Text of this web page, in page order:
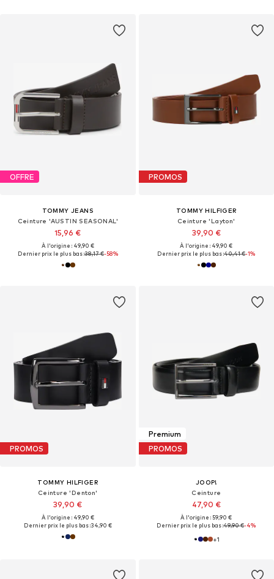
OFFRE
TOMMY JEANS
Ceinture 'AUSTIN SEASONAL'
15,96 €
À l'origine : 49,90 €
Dernier prix le plus bas :38,17 €-58%
PROMOS
TOMMY HILFIGER
Ceinture 'Layton'
39,90 €
À l'origine : 49,90 €
Dernier prix le plus bas :40,41 €-1%
PROMOS
TOMMY HILFIGER
Ceinture 'Denton'
39,90 €
À l'origine : 49,90 €
Dernier prix le plus bas :34,90 €
Premium
PROMOS
JOOP!
Ceinture
47,90 €
À l'origine : 59,90 €
Dernier prix le plus bas :49,90 €-4%
+1